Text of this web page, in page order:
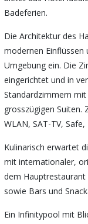
Badeferien.
Die Architektur des
modernen Einflüssen
Umgebung ein. Die
eingerichtet und in
Standardzimmern
grosszügigen Suiten.
WLAN, SAT-TV,
Kulinarisch erwartet
mit internationaler,
dem
sowie Bars und
Ein Infinitypool mit